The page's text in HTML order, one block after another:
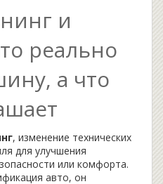
и
реально
а что
, изменение технических
для улучшения
или комфорта.
авто, он